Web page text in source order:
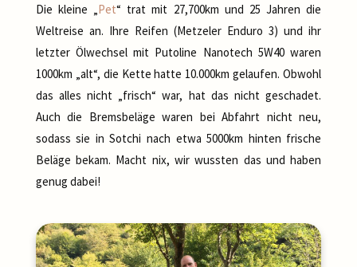
Die kleine „Pet“ trat mit 27,700km und 25 Jahren die
Weltreise an. Ihre Reifen (Metzeler Enduro 3) und ihr
letzter Ölwechsel mit Putoline Nanotech 5W40 waren
1000km „alt“, die Kette hatte 10.000km gelaufen. Obwohl
das alles nicht „frisch“ war, hat das nicht geschadet.
Auch die Bremsbeläge waren bei Abfahrt nicht neu,
sodass sie in Sotchi nach etwa 5000km hinten frische
Beläge bekam. Macht nix, wir wussten das und haben
genug dabei!